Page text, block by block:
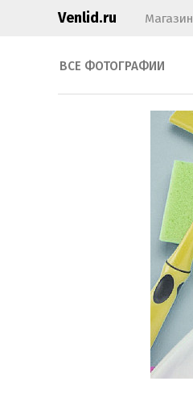
Venlid.ru Магазин
ВСЕ ФОТОГРАФИИ